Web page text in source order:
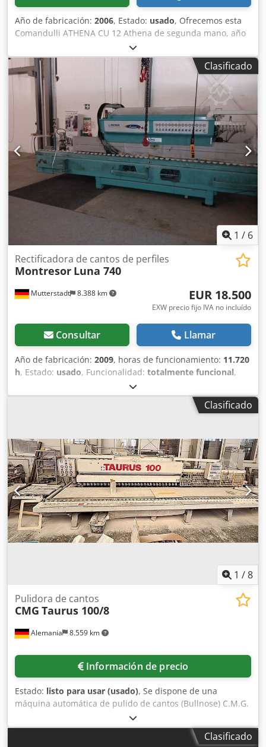
Año de fabricación: 2006, Estado: usado, Ofrecemos esta
Comandulli ATHENA CU 12 Athena de segunda mano, año
de fabricación 2006. Cedjy Igyyspfx Aprsrf Modelo: ATHENA
CU 12 Número de serie: 00706 Año de fabricación: 2006
Corriente nominal: 63 A Potencia nominal: 15 kW
Alimentación: 3 x 380 V Frecuencia: 50 Hz Si tiene alguna
pregunta adicional o necesita más información, no dude
en enviarnos un mensaje o llamarnos.
Clasificado
1 / 6
Mutterstadt 8.388 km
Rectificadora de cantos de perfiles
Montresor Luna 740
EUR 18.500
EXW precio fijo IVA no incluído
Consultar Llamar
Año de fabricación: 2009, horas de funcionamiento: 11.720
h, Estado: usado, Funcionalidad: totalmente funcional,
número de máquina/vehículo:
desbaste, 1 soporte para canal de agua, 7 soportes para
rectificado frontal, 3 biseles superiores, 3 biseles
Exx Aoprjf
Clasificado
1 /8
Alemania 8.559 km
Pulidora de cantos
CMG Taurus 100/8
Información de precio
Estado: listo para usar (usado), Se dispone de una
máquina automática de pulido de cantos (Bullnose) C.M.G.
para el rectificado de mármol, granito, piedra natural,
cuarzo y cerámica. Cantos: rectos/toroidales/biselados,
unidades de biselado: 2+2, husillos: 8, diámetro del disco
Clasificado